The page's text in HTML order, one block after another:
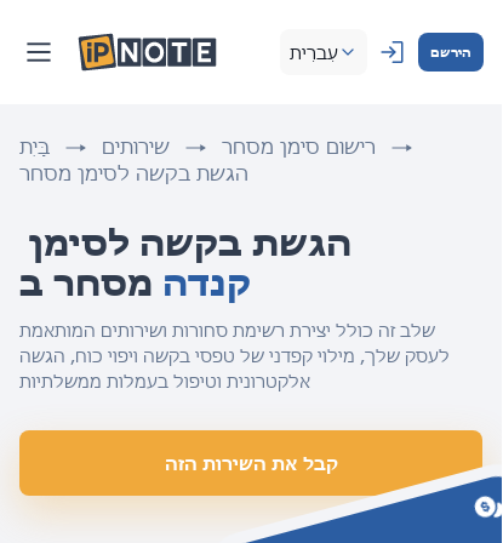
עִברִית הירשם
בַּיִת שירותים
רישום סימן מסחר
הגשת בקשה לסימן מסחר
הגשת בקשה לסימן
קנדה
שלב זה כולל יצירת רשימת סחורות ושירותים המותאמת
לעסק שלך, מילוי קפדני של טפסי בקשה ויפוי כוח, הגשה
אלקטרונית וטיפול בעמלות ממשלתיות
קבל את השירות הזה